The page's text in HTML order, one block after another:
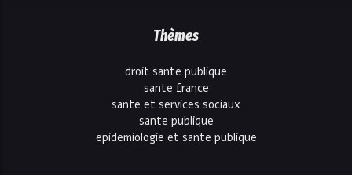
Thèmes
droit sante publique
sante france
sante et services sociaux
sante publique
epidemiologie et sante publique